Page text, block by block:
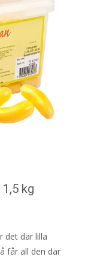
kg
det där lilla
får all den där